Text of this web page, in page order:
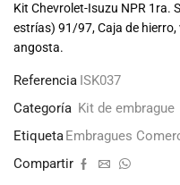
Kit Chevrolet-Isuzu NPR 1ra.
estrías) 91/97, Caja de
angosta.
Referencia ISK037
Categoría Kit de embrague
EtiquetaEmbragues
Compartir